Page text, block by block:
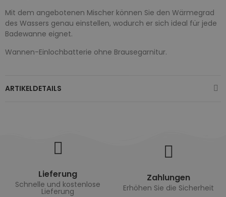
Mit dem angebotenen Mischer können Sie den Wärmegrad
des Wassers genau einstellen, wodurch er sich ideal für jede
Badewanne eignet.
Wannen-Einlochbatterie ohne Brausegarnitur.
ARTIKELDETAILS
Lieferung
Schnelle und kostenlose
Lieferung
Zahlungen
Erhöhen Sie die Sicherheit